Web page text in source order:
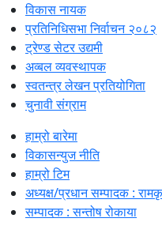
विकास नायक
प्रतिनिधिसभा निर्वाचन २०८२
ट्रेण्ड सेटर उद्यमी
अव्बल व्यवस्थापक
स्वतन्त्र लेखन प्रतियोगिता
चुनावी संग्राम
हाम्रो बारेमा
विकासन्युज नीति
हाम्रो टिम
अध्यक्ष/प्रधान सम्पादक :
सम्पादक : सन्तोष रोकाया